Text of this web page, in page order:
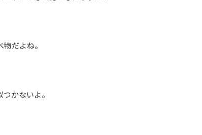
だよね。
かないよ。